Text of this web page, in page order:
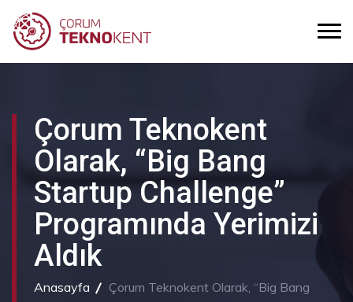
Çorum Teknokent
Olarak, “Big Bang
Startup Challenge”
Programında Yerimizi
Aldık
Anasayfa
Çorum Teknokent Olarak, “Big Bang